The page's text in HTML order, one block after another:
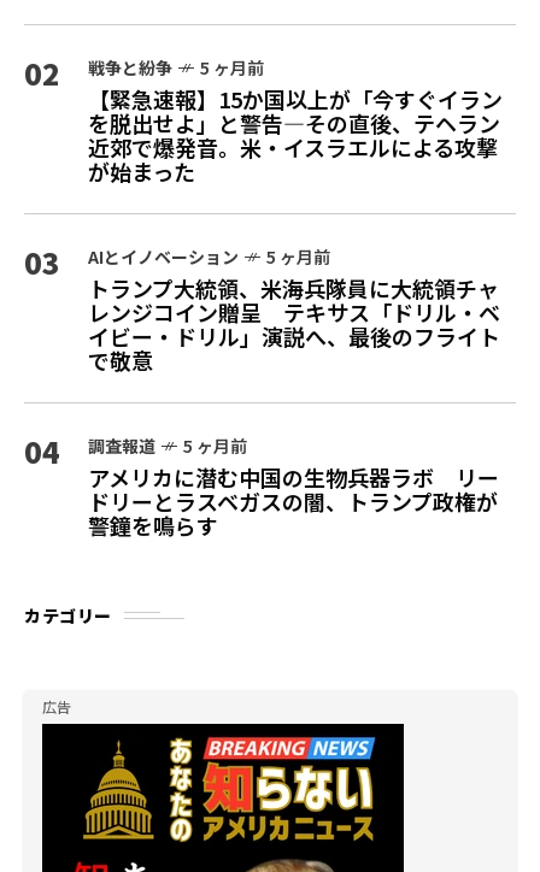
02 戦争と紛争 5 ヶ月前
【緊急速報】15か国以上が「今すぐイラン
を脱出せよ」と警告—その直後、テヘラン
近郊で爆発音。米・イスラエルによる攻撃
が始まった
03 AIとイノベーション 5 ヶ月前
トランプ大統領、米海兵隊員に大統領チャ
レンジコイン贈呈 テキサス「ドリル・ベ
イビー・ドリル」演説へ、最後のフライト
で敬意
04 調査報道 5 ヶ月前
アメリカに潜む中国の生物兵器ラボ リー
ドリーとラスベガスの闇、トランプ政権が
警鐘を鳴らす
カテゴリー
広告